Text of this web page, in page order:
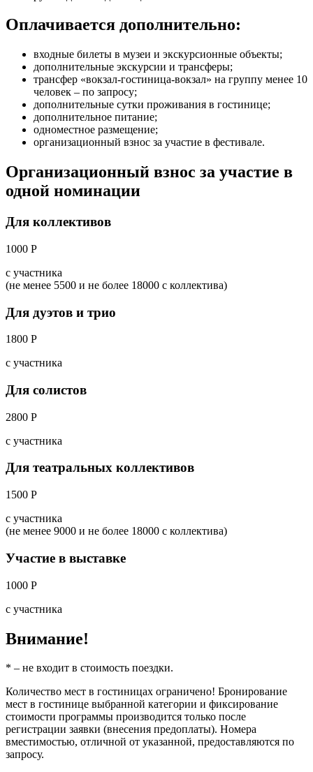
Оплачивается дополнительно:
входные билеты в музеи и экскурсионные объекты;
дополнительные экскурсии и трансферы;
трансфер «вокзал-гостиница-вокзал» на группу менее 10
человек – по запросу;
дополнительные сутки проживания в гостинице;
дополнительное питание;
одноместное размещение;
организационный взнос за участие в фестивале.
Организационный взнос за участие в
одной номинации
Для коллективов
1000 Р
с участника
(не менее 5500 и не более 18000 с коллектива)
Для дуэтов и трио
1800 Р
с участника
Для солистов
2800 Р
с участника
Для театральных коллективов
1500 Р
с участника
(не менее 9000 и не более 18000 с коллектива)
Участие в выставке
1000 Р
с участника
Внимание!
* – не входит в стоимость поездки.
Количество мест в гостиницах ограничено! Бронирование
мест в гостинице выбранной категории и фиксирование
стоимости программы производится только после
регистрации заявки (внесения предоплаты). Номера
вместимостью, отличной от указанной, предоставляются по
запросу.